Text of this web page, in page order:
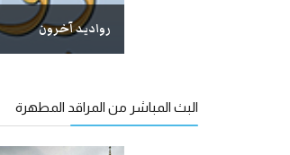
رواديد آخرون
البث المباشر من المراقد المطهرة